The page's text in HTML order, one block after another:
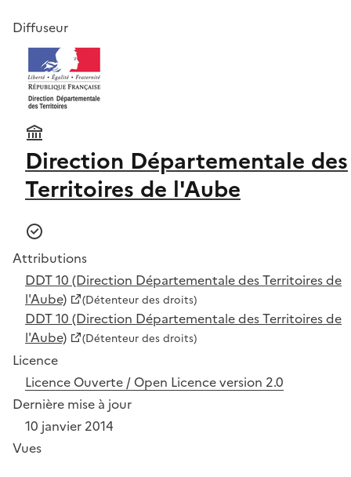
Diffuseur
Direction Départementale des
Territoires de l'Aube
Attributions
DDT 10 (Direction Départementale des Territoires de
l'Aube)
(Détenteur des droits)
DDT 10 (Direction Départementale des Territoires de
l'Aube)
(Détenteur des droits)
Licence
Licence Ouverte / Open Licence version 2.0
Dernière mise à jour
10 janvier 2014
Vues